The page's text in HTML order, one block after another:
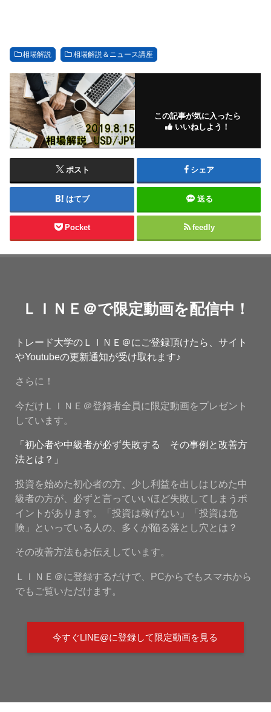
相場解説 相場解説＆ニュース講座
この記事が気に入ったら
いいねしよう！
ポスト シェア
はてブ 送る
Pocket feedly
ＬＩＮＥ＠で限定動画を配信中！
トレード大学のＬＩＮＥ＠にご登録頂けたら、サイト
やYoutubeの更新通知が受け取れます♪
さらに！
今だけＬＩＮＥ＠登録者全員に限定動画をプレゼント
しています。
「初心者や中級者が必ず失敗する その事例と改善方
法とは？」
投資を始めた初心者の方、少し利益を出しはじめた中
級者の方が、必ずと言っていいほど失敗してしまうポ
イントがあります。「投資は稼げない」「投資は危
険」といっている人の、多くが陥る落とし穴とは？
その改善方法もお伝えしています。
ＬＩＮＥ＠に登録するだけで、PCからでもスマホから
でもご覧いただけます。
今すぐLINE@に登録して限定動画を見る